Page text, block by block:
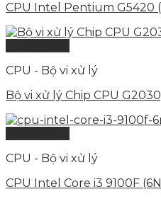
CPU Intel Pentium G5420
CPU - Bộ vi xử lý
Bộ vi xử lý Chip CPU
CPU - Bộ vi xử lý
CPU Intel Core i3 9100F